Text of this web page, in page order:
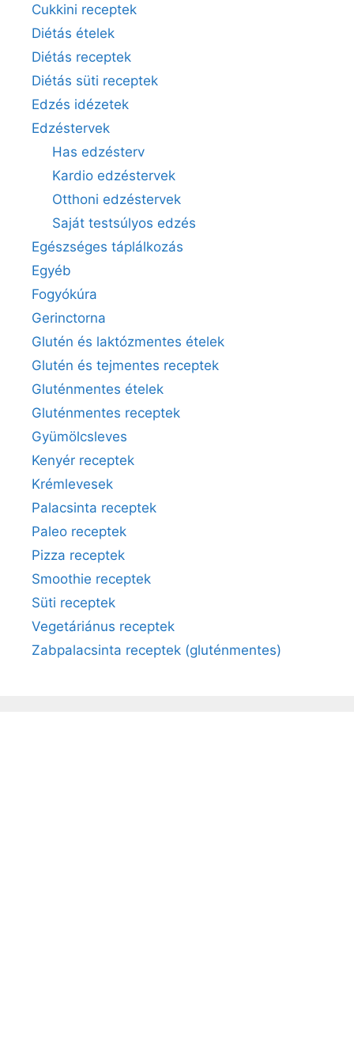
Cukkini receptek
Diétás ételek
Diétás receptek
Diétás süti receptek
Edzés idézetek
Edzéstervek
Has edzésterv
Kardio edzéstervek
Otthoni edzéstervek
Saját testsúlyos edzés
Egészséges táplálkozás
Egyéb
Fogyókúra
Gerinctorna
Glutén és laktózmentes ételek
Glutén és tejmentes receptek
Gluténmentes ételek
Gluténmentes receptek
Gyümölcsleves
Kenyér receptek
Krémlevesek
Palacsinta receptek
Paleo receptek
Pizza receptek
Smoothie receptek
Süti receptek
Vegetáriánus receptek
Zabpalacsinta receptek (gluténmentes)